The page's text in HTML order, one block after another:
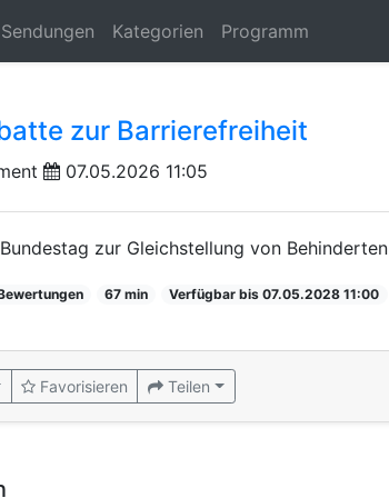
Sendungen Kategorien Programm
zur Barrierefreiheit
07.05.2026 11:05
zur Gleichstellung von Behinderten
67 min Verfügbar bis 07.05.2028 11:00
Favorisieren Teilen